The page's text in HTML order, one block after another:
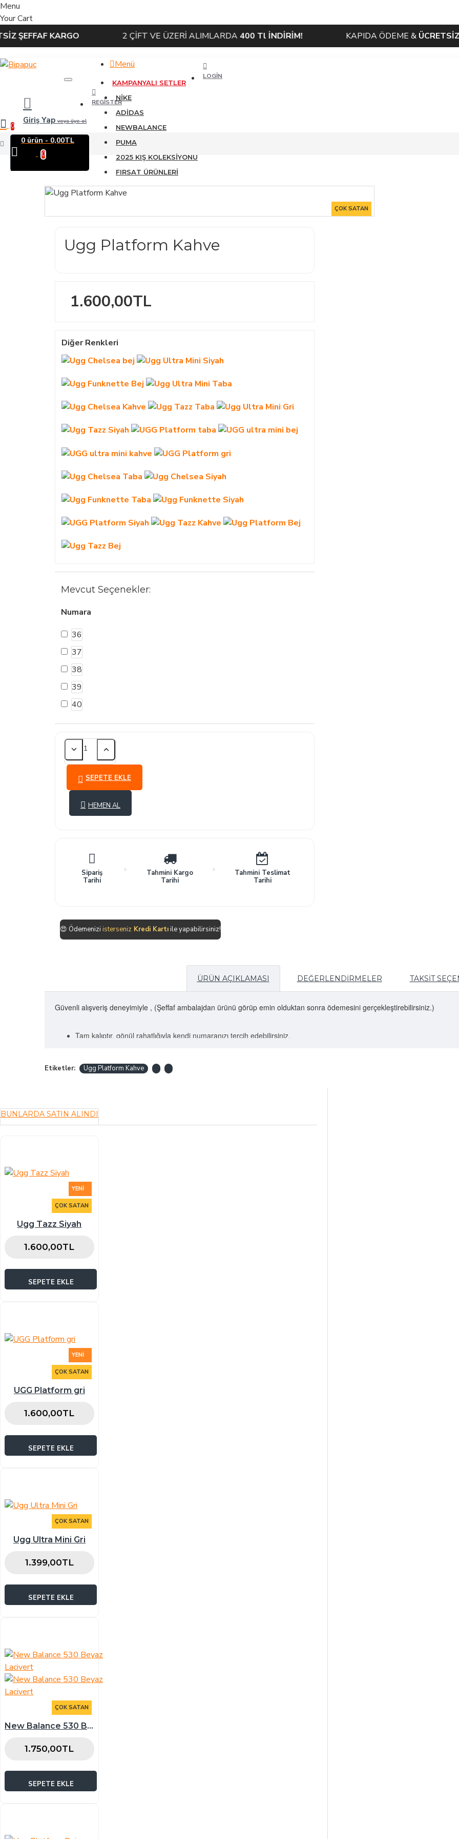
Menu
Your Cart
KARGO
2 ÇİFT VE ÜZERİ ALIMLARDA400 Tl İNDİRİM! KAPIDA ÖDEME &ÜCRETSİZ KARGO
Giriş Yap veya üye ol
0 ürün - 0,00TL
0
Menü
KAMPANYALI SETLER
NIKE
ADIDAS
NEWBALANCE
PUMA
2025 KIŞ KOLEKSIYONU
FIRSAT ÜRÜNLERI
LOGIN
REGISTER
0
Ugg Platform Kahve
ÇOK SATAN
Ugg Platform Kahve
1.600,00TL
Diğer Renkleri
Mevcut Seçenekler:
Numara
36
37
38
39
40
SEPETE EKLE
HEMEN AL
Sipariş
Tarihi
Tahmini Kargo
Tarihi
Tahmini Teslimat
Tarihi
😍 Ödemenizi isterseniz Kredi Kartıile yapabilirsiniz!
ÜRÜN AÇIKLAMASI DEĞERLENDIRMELER TAKSIT
Güvenli alışveriş deneyimiyle , (Şeffaf ambalajdan ürünü görüp emin olduktan sonra ödemesini gerçekleştirebilirsiniz.)
Tam kalıptır, gönül rahatlığıyla kendi numaranızı tercih edebilirsiniz.
Değişim garantimiz vardır. Dilediğiniz başka bir modelle veya numara değişikliği yapabilirsiniz.
Ayakkabı numaranız şayet buçukluysa sipariş verirken ; açıklama kısmına 'kalıp istiyorum' yazabilirsiniz , ekstra bir bedel
Etiketler: Ugg Platform Kahve
BUNLARDA SATIN ALINDI
YENI
ÇOK SATAN
Ugg Tazz Siyah
1.600,00TL
SEPETE EKLE
YENI
ÇOK SATAN
UGG Platform gri
1.600,00TL
SEPETE EKLE
ÇOK SATAN
Ugg Ultra Mini Gri
1.399,00TL
SEPETE EKLE
ÇOK SATAN
New Balance 530 Beyaz Lacivert
1.750,00TL
SEPETE EKLE